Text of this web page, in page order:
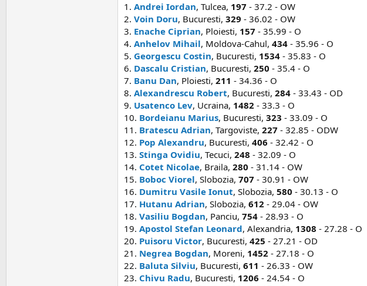
1. Andrei Iordan, Tulcea, 197 - 37.2 - OW
2. Voin Doru, Bucuresti, 329 - 36.02 - OW
3. Enache Ciprian, Ploiesti, 157 - 35.99 - O
4. Anhelov Mihail, Moldova-Cahul, 434 - 35.96 - O
5. Georgescu Costin, Bucuresti, 1534 - 35.83 - O
6. Dascalu Cristian, Bucuresti, 250 - 35.4 - O
7. Banu Dan, Ploiesti, 211 - 34.36 - O
8. Alexandrescu Robert, Bucuresti, 284 - 33.43 - OD
9. Usatenco Lev, Ucraina, 1482 - 33.3 - O
10. Bordeianu Marius, Bucuresti, 323 - 33.09 - O
11. Bratescu Adrian, Targoviste, 227 - 32.85 - ODW
12. Pop Alexandru, Bucuresti, 406 - 32.42 - O
13. Stinga Ovidiu, Tecuci, 248 - 32.09 - O
14. Cotet Nicolae, Braila, 280 - 31.14 - OW
15. Boboc Viorel, Slobozia, 707 - 30.91 - OW
16. Dumitru Vasile Ionut, Slobozia, 580 - 30.13 - O
17. Hutanu Adrian, Slobozia, 612 - 29.04 - OW
18. Vasiliu Bogdan, Panciu, 754 - 28.93 - O
19. Apostol Stefan Leonard, Alexandria, 1308 - 27.28 - O
20. Puisoru Victor, Bucuresti, 425 - 27.21 - OD
21. Negrea Bogdan, Moreni, 1452 - 27.18 - O
22. Baluta Silviu, Bucuresti, 611 - 26.33 - OW
23. Chivu Radu, Bucuresti, 1206 - 24.54 - O